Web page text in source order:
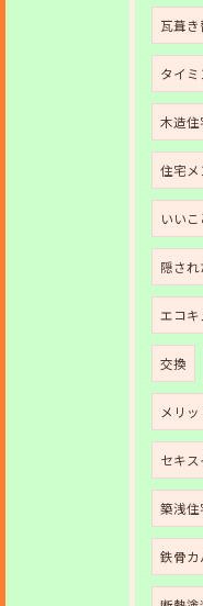
瓦葺き
タイミ
木造住
住宅メ
いい
隠さ
エコキ
交換
メリッ
セキ
築浅住
鉄骨カ